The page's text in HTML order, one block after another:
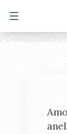
Open main